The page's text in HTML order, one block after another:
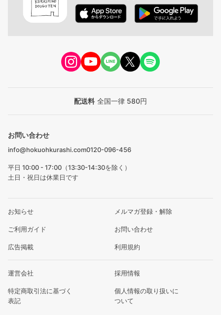
配送料 全国一律 580円
お問い合わせ
info@hokuohkurashi.com0120-096-456
平日 10:00 - 17:00（13:30-14:30を除く）
土日・祝日は休業日です
お知らせ メルマガ登録・解除
ご利用ガイド お問い合わせ
広告掲載 利用規約
運営会社 採用情報
特定商取引法に基づく
表記
個人情報の取り扱いに
ついて